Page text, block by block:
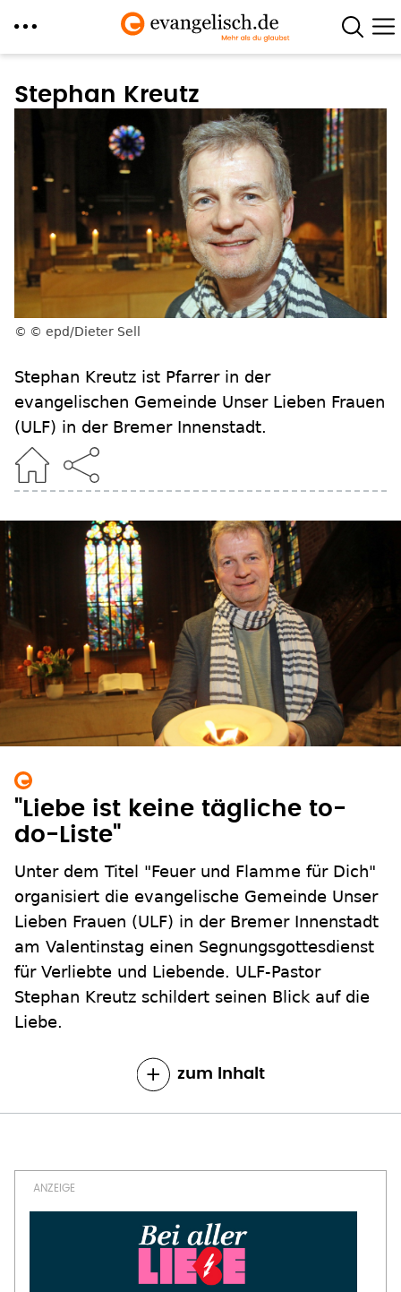
zum
Stephan Kreutz
© epd/Dieter Sell
Stephan Kreutz ist Pfarrer in der
evangelischen Gemeinde Unser Lieben Frauen
(ULF) in der Bremer Innenstadt.
"Liebe ist keine tägliche to-
do-Liste"
Unter dem Titel "Feuer und Flamme für Dich"
organisiert die evangelische Gemeinde Unser
Lieben Frauen (ULF) in der Bremer Innenstadt
am Valentinstag einen Segnungsgottesdienst
für Verliebte und Liebende. ULF-Pastor
Stephan Kreutz schildert seinen Blick auf die
Liebe.
zum Inhalt